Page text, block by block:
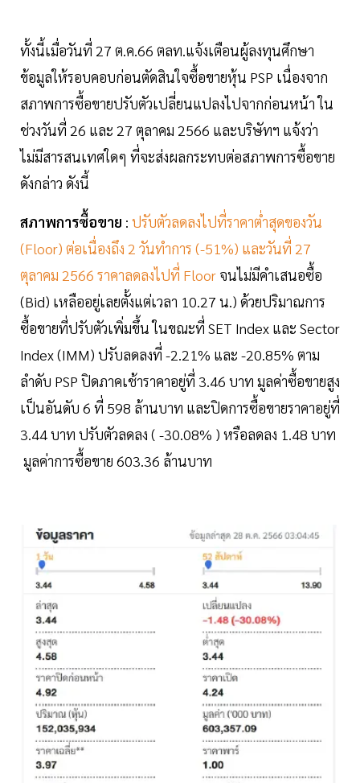
ทั้งนี้เมื่อวันที่ 27 ต.ค.66 ตลท.แจ้งเตือนผู้ลงทุนศึกษา
ข้อมูลให้รอบคอบก่อนตัดสินใจซื้อขายหุ้น PSP เนื่องจาก
สภาพการซื้อขายปรับตัวเปลี่ยนแปลงไปจากก่อนหน้า ใน
ช่วงวันที่ 26 และ 27 ตุลาคม 2566 และบริษัทฯ แจ้งว่า
ไม่มีสารสนเทศใดๆ ที่จะส่งผลกระทบต่อสภาพการซื้อขาย
ดังกล่าว ดังนี้
สภาพการซื้อขาย : ปรับตัวลดลงไปที่ราคาต่ำสุดของวัน
(Floor) ต่อเนื่องถึง 2 วันทำการ (-51%) และวันที่ 27
ตุลาคม 2566 ราคาลดลงไปที่ Floor จนไม่มีคำเสนอซื้อ
(Bid) เหลืออยู่เลยตั้งแต่เวลา 10.27 น.) ด้วยปริมาณการ
ซื้อขายที่ปรับตัวเพิ่มขึ้น ในขณะที่ SET Index และ Sector
Index (IMM) ปรับลดลงที่ -2.21% และ -20.85% ตาม
ลำดับ PSP ปิดภาคเช้าราคาอยู่ที่ 3.46 บาท มูลค่าซื้อขายสูง
เป็นอันดับ 6 ที่ 598 ล้านบาท และปิดการซื้อขายราคาอยู่ที่
3.44 บาท ปรับตัวลดลง ( -30.08% ) หรือลดลง 1.48 บาท
มูลค่าการซื้อขาย 603.36 ล้านบาท